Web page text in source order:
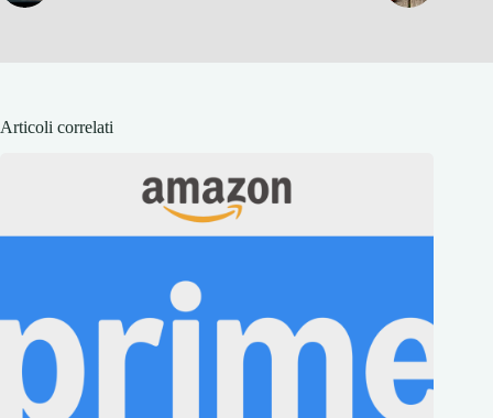
Articoli correlati